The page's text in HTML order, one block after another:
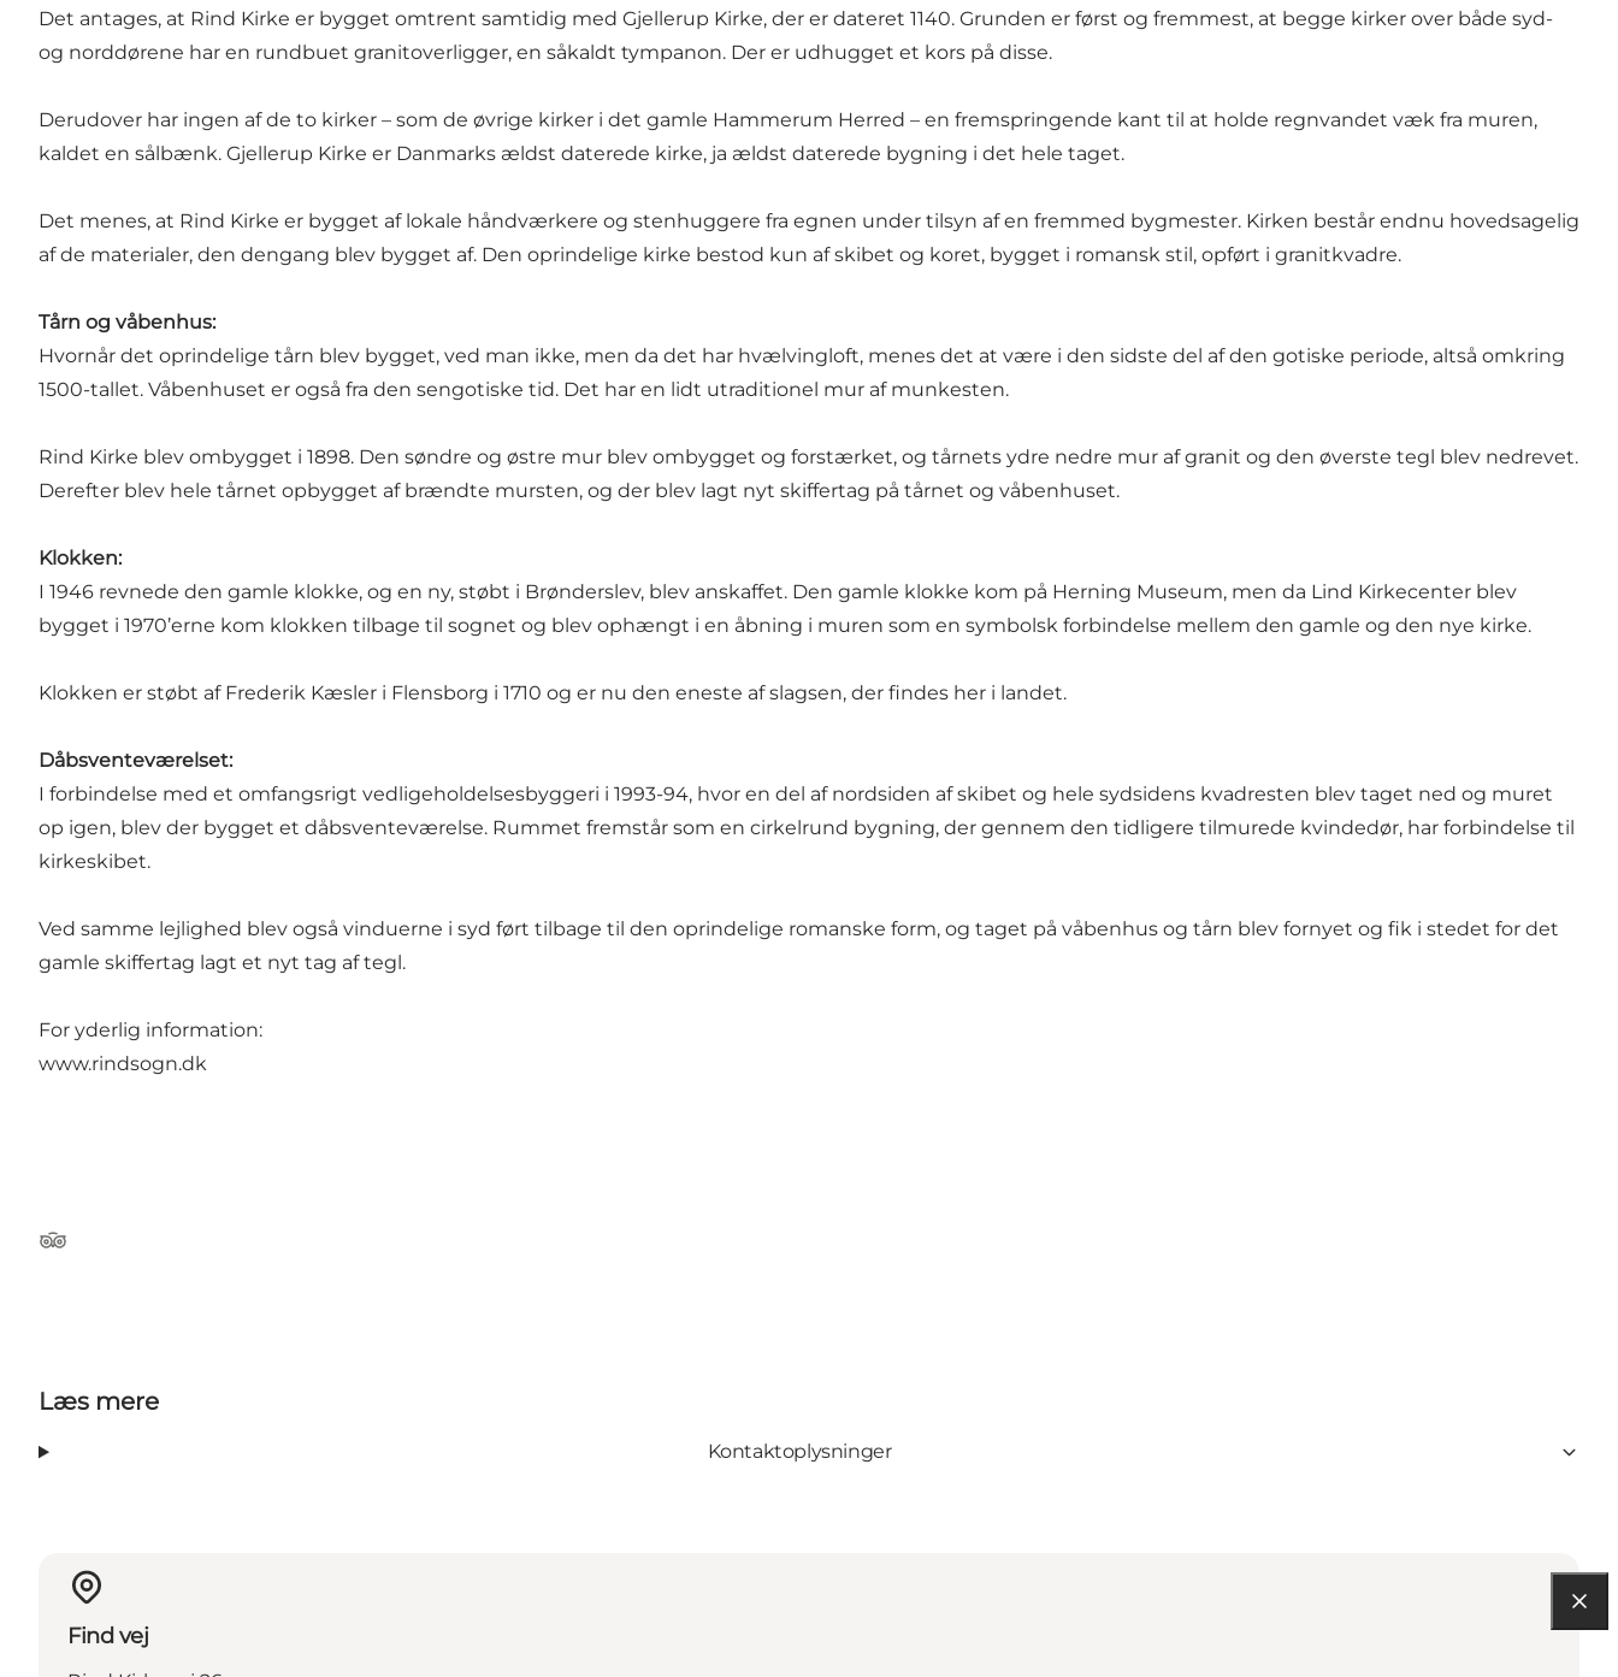
Det antages, at Rind Kirke er bygget omtrent samtidig med Gjellerup Kirke, der er dateret 1140. Grunden er først og fremmest, at begge kirker over både syd-
og norddørene har en rundbuet granitoverligger, en såkaldt tympanon. Der er udhugget et kors på disse.
Derudover har ingen af de to kirker – som de øvrige kirker i det gamle Hammerum Herred – en fremspringende kant til at holde regnvandet væk fra muren,
kaldet en sålbænk. Gjellerup Kirke er Danmarks ældst daterede kirke, ja ældst daterede bygning i det hele taget.
Det menes, at Rind Kirke er bygget af lokale håndværkere og stenhuggere fra egnen under tilsyn af en fremmed bygmester. Kirken består endnu hovedsagelig
af de materialer, den dengang blev bygget af. Den oprindelige kirke bestod kun af skibet og koret, bygget i romansk stil, opført i granitkvadre.
Tårn og våbenhus:
Hvornår det oprindelige tårn blev bygget, ved man ikke, men da det har hvælvingloft, menes det at være i den sidste del af den gotiske periode, altså omkring
1500-tallet. Våbenhuset er også fra den sengotiske tid. Det har en lidt utraditionel mur af munkesten.
Rind Kirke blev ombygget i 1898. Den søndre og østre mur blev ombygget og forstærket, og tårnets ydre nedre mur af granit og den øverste tegl blev nedrevet.
Derefter blev hele tårnet opbygget af brændte mursten, og der blev lagt nyt skiffertag på tårnet og våbenhuset.
Klokken:
I 1946 revnede den gamle klokke, og en ny, støbt i Brønderslev, blev anskaffet. Den gamle klokke kom på Herning Museum, men da Lind Kirkecenter blev
bygget i 1970’erne kom klokken tilbage til sognet og blev ophængt i en åbning i muren som en symbolsk forbindelse mellem den gamle og den nye kirke.
Klokken er støbt af Frederik Kæsler i Flensborg i 1710 og er nu den eneste af slagsen, der findes her i landet.
Dåbsventeværelset:
I forbindelse med et omfangsrigt vedligeholdelsesbyggeri i 1993-94, hvor en del af nordsiden af skibet og hele sydsidens kvadresten blev taget ned og muret
op igen, blev der bygget et dåbsventeværelse. Rummet fremstår som en cirkelrund bygning, der gennem den tidligere tilmurede kvindedør, har forbindelse til
kirkeskibet.
Ved samme lejlighed blev også vinduerne i syd ført tilbage til den oprindelige romanske form, og taget på våbenhus og tårn blev fornyet og fik i stedet for det
gamle skiffertag lagt et nyt tag af tegl.
For yderlig information:
www.rindsogn.dk
Tripadvisor
Læs mere
Kontaktoplysninger
Find vej